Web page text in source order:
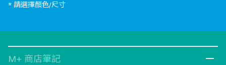
* 請選擇顏色/尺寸
M+ 商店筆記